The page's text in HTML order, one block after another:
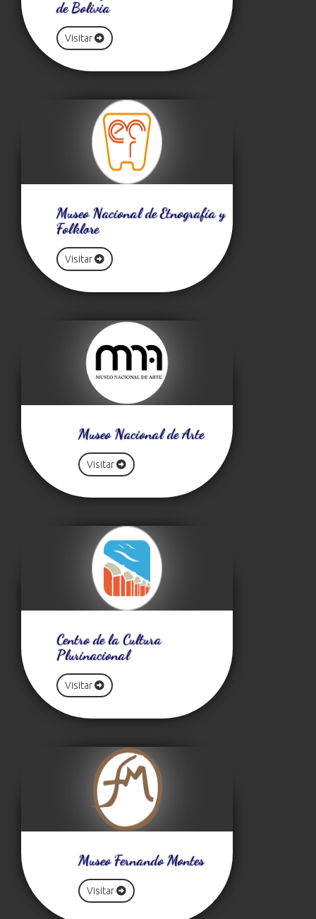
de Bolivia
Visitar
Museo Nacional de Etnografía y
Folklore
Visitar
Museo Nacional de Arte
Visitar
Centro de la Cultura
Plurinacional
Visitar
Museo Fernando Montes
Visitar